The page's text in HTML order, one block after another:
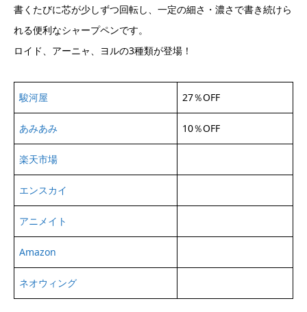
書くたびに芯が少しずつ回転し、一定の細さ・濃さで書き続けら
れる便利なシャープペンです。
ロイド、アーニャ、ヨルの3種類が登場！
駿河屋 27％OFF
あみあみ 10％OFF
楽天市場
エンスカイ
アニメイト
Amazon
ネオウィング